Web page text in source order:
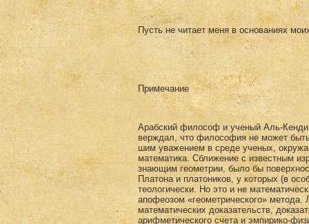
Пусть не читает меня в основаниях
Примечание
Арабский философ и ученый Аль-Кенди
верждал, что философия не может
шим уважением в среде ученых,
математика. Сближение с известным
знающим геометрии, было бы
Платона и платоников, у которых (в
теологически. Но это и не
апофеозом «геометричес­кого» метода.
математических доказа­тельств,
арифметического счета и эмпирико-